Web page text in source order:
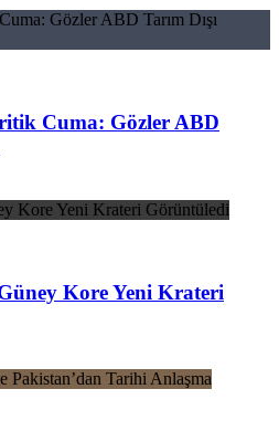
Cuma: Gözler ABD
Kore Yeni Krateri